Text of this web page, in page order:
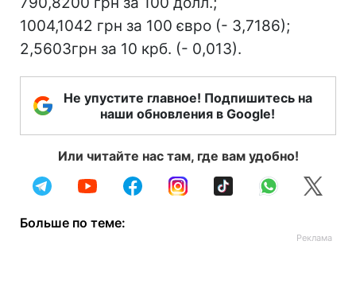
1004,1042 грн за 100 євро (- 3,7186);
2,5603грн за 10 крб. (- 0,013).
Не упустите главное! Подпишитесь на
наши обновления в Google!
Или читайте нас там, где вам удобно!
Больше по теме: